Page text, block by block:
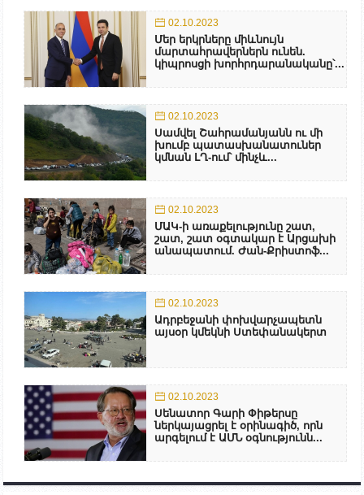
02.10.2023
Մեր երկրները միևնույն
մարտահրավերներն ունեն.
կիպրոսցի խորհրդարանականը՝...
02.10.2023
Սամվել Շահրամանյանն ու մի
խումբ պատասխանատուներ
կմնան ԼՂ-ում՝ մինչև...
02.10.2023
ՄԱԿ-ի առաքելությունը շատ,
շատ, շատ օգտակար է Արցախի
անապատում. Ժան-Քրիստոֆ...
02.10.2023
Ադրբեջանի փոխվարչապետն
այսօր կմեկնի Ստեփանակերտ
02.10.2023
Սենատոր Գարի Փիթերսը
ներկայացրել է օրինագիծ, որն
արգելում է ԱՄՆ օգնությունն...